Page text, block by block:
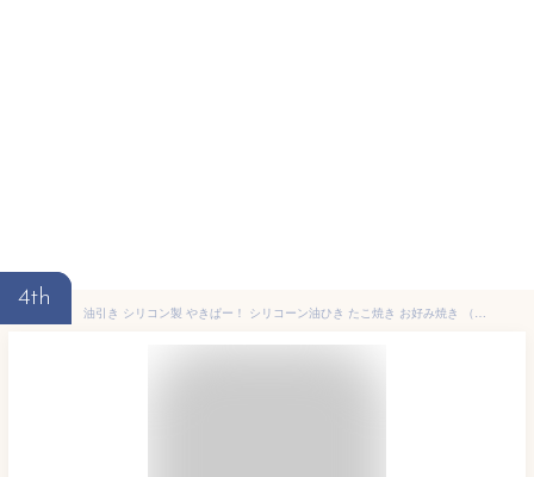
4th
油引き シリコン製 やきぱー！ シリコーン油ひき たこ焼き お好み焼き （ 油ひき オイルブラシ 油引きブラシ 油引きセット 油ひきブラシ 刷毛 はけ ハケ 油塗り 蓋付き キャップ付き タコ焼き 鉄板焼き小物 ）【3980円以上送料無料】